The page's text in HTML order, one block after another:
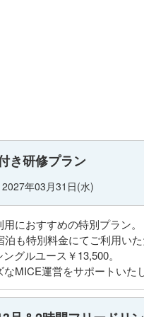
き研修プラン
年03月31日(水)
におすすめの特別プラン。
も特別料金にてご利用いた
グルユース￥13,500。